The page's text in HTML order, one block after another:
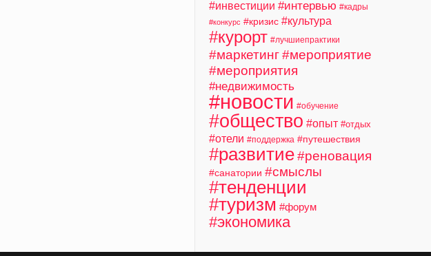
#инвестиции #интервью #кадры
#конкурс #кризис #культура
#курорт #лучшиепрактики
#маркетинг #мероприятие
#мероприятия
#недвижимость
#новости #обучение
#общество #опыт #отдых
#отели #поддержка #путешествия
#развитие #реновация
#санатории #смыслы
#тенденции
#туризм #форум
#экономика